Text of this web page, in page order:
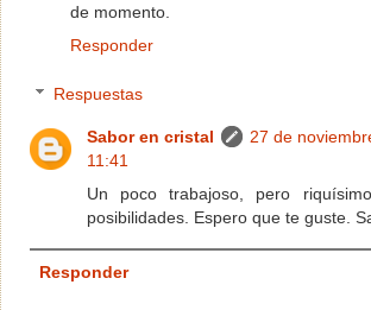
de momento.
Responder
Respuestas
Sabor en cristal
27 de
11:41
Un poco trabajoso, pero
posibilidades. Espero que te guste.
Responder